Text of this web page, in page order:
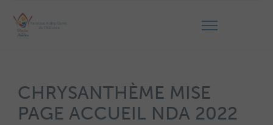
CHRYSANTHÈME MISE
PAGE ACCUEIL NDA 2022